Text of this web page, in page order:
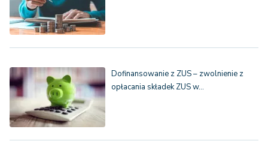
Dofinansowanie z ZUS – zwolnienie z
opłacania składek ZUS w…